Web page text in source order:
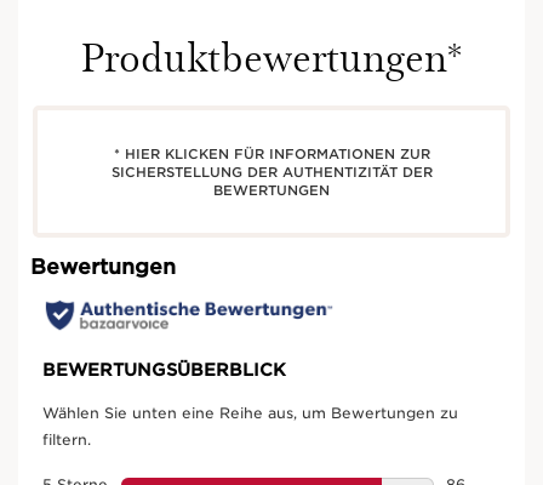
Produktbewertungen*
* HIER KLICKEN FÜR INFORMATIONEN ZUR
SICHERSTELLUNG DER AUTHENTIZITÄT DER
BEWERTUNGEN